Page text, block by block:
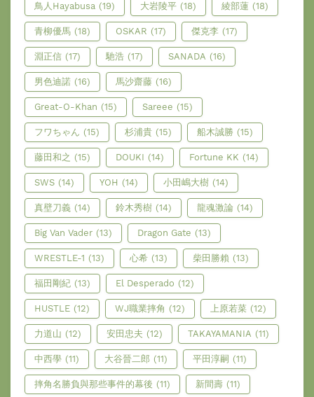
鳥人Hayabusa (19) 大岩陵平 (18) 綾部蓮 (18)
青柳優馬 (18) OSKAR (17) 傑克李 (17)
淵正信 (17) 馳浩 (17) SANADA (16)
男色迪諾 (16) 馬沙齋藤 (16)
Great-O-Khan (15) Sareee (15)
フワちゃん (15) 杉浦貴 (15) 船木誠勝 (15)
藤田和之 (15) DOUKI (14) Fortune KK (14)
SWS (14) YOH (14) 小田嶋大樹 (14)
真壁刀義 (14) 鈴木秀樹 (14) 龍魂激論 (14)
Big Van Vader (13) Dragon Gate (13)
WRESTLE-1 (13) 心希 (13) 柴田勝賴 (13)
福田剛紀 (13) El Desperado (12)
HUSTLE (12) WJ職業摔角 (12) 上原若菜 (12)
力道山 (12) 安田忠夫 (12) TAKAYAMANIA (11)
中西學 (11) 大谷晉二郎 (11) 平田淳嗣 (11)
摔角名勝負與那些事件的幕後 (11) 新間壽 (11)